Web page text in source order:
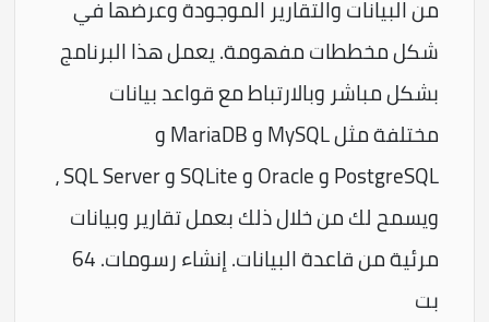
من البيانات والتقارير الموجودة وعرضها في
شكل مخططات مفهومة. يعمل هذا البرنامج
بشكل مباشر وبالارتباط مع قواعد بيانات
مختلفة مثل MySQL و MariaDB و
PostgreSQL و Oracle و SQLite و SQL Server ،
ويسمح لك من خلال ذلك بعمل تقارير وبيانات
مرئية من قاعدة البيانات. إنشاء رسومات. 64
بت